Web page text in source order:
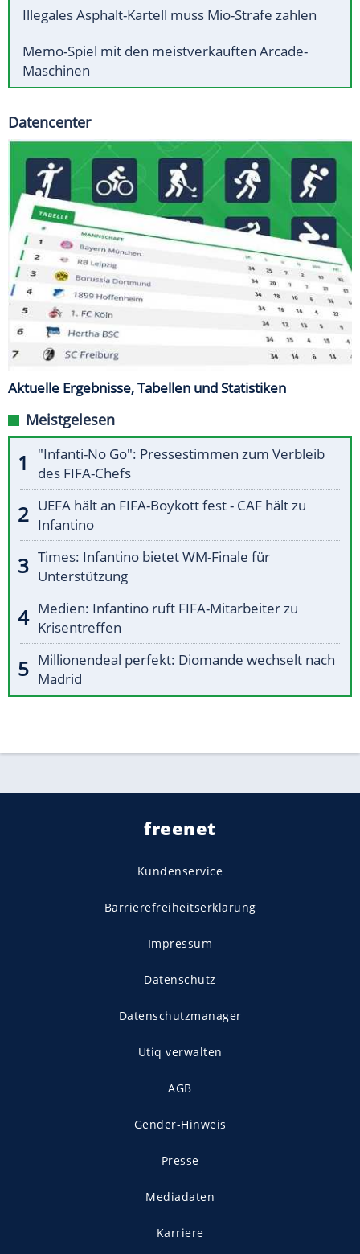
Illegales Asphalt-Kartell muss Mio-Strafe zahlen
Memo-Spiel mit den meistverkauften Arcade-
Maschinen
Datencenter
Aktuelle Ergebnisse, Tabellen und Statistiken
Meistgelesen
"Infanti-No Go": Pressestimmen zum Verbleib
des FIFA-Chefs
UEFA hält an FIFA-Boykott fest - CAF hält zu
Infantino
Times: Infantino bietet WM-Finale für
Unterstützung
Medien: Infantino ruft FIFA-Mitarbeiter zu
Krisentreffen
Millionendeal perfekt: Diomande wechselt nach
Madrid
freenet
Kundenservice
Barrierefreiheitserklärung
Impressum
Datenschutz
Datenschutzmanager
Utiq verwalten
AGB
Gender-Hinweis
Presse
Mediadaten
Karriere